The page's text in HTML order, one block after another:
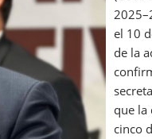
el 10
de la
que la
cinco